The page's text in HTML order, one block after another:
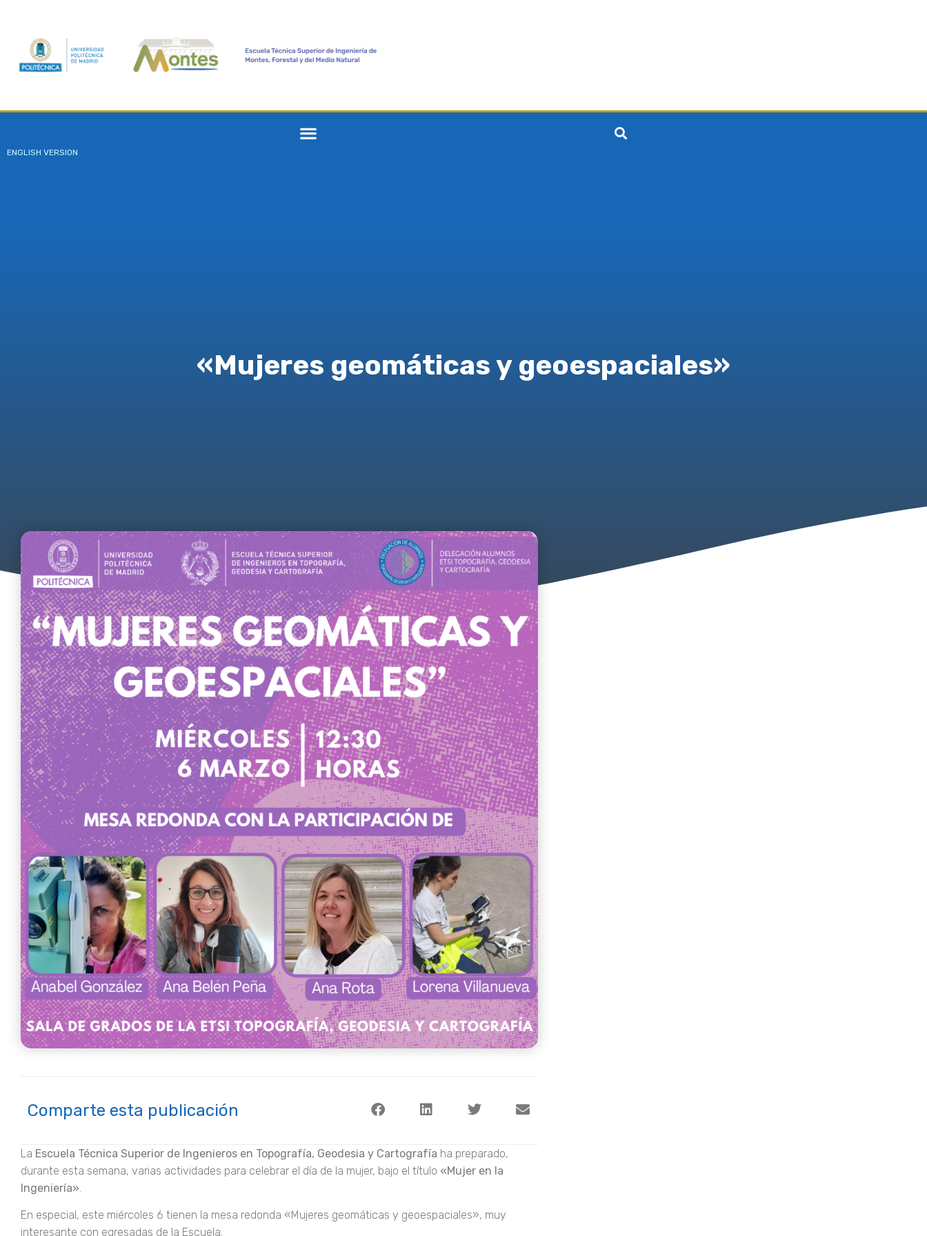
ENGLISH VERSION
«Mujeres geomáticas y geoespaciales»
Comparte esta publicación
La Escuela Técnica Superior de Ingenieros en Topografía, Geodesia y Cartografía ha preparado,
durante esta semana, varias actividades para celebrar el día de la mujer, bajo el título «Mujer en la
Ingeniería».
En especial, este miércoles 6 tienen la mesa redonda «Mujeres geomáticas y geoespaciales», muy
interesante con egresadas de la Escuela.